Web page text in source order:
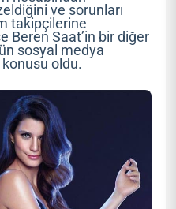
ve sorunları
takipçilerine
Beren Saat’in bir diğer
sosyal medya
oldu.